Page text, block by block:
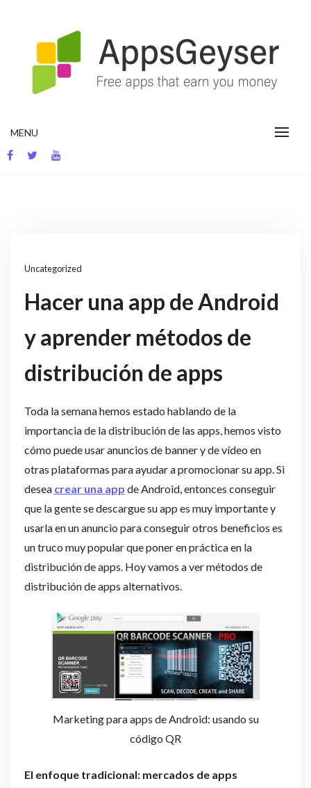
MENU
Uncategorized
Hacer una app de Android
y aprender métodos de
distribución de apps
Toda la semana hemos estado hablando de la
importancia de la distribución de las apps, hemos visto
cómo puede usar anuncios de banner y de vídeo en
otras plataformas para ayudar a promocionar su app. Si
desea crear una app de Android, entonces conseguir
que la gente se descargue su app es muy importante y
usarla en un anuncio para conseguir otros beneficios es
un truco muy popular que poner en práctica en la
distribución de apps. Hoy vamos a ver métodos de
distribución de apps alternativos.
Marketing para apps de Android: usando su
código QR
El enfoque tradicional: mercados de apps